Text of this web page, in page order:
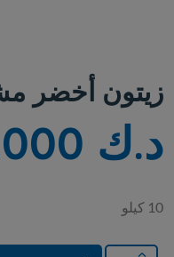
زيتون أخضر
د.ك 32.000
10 كيلو